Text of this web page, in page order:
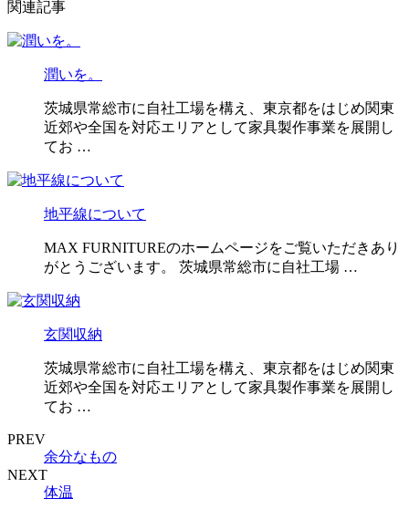
関連記事
潤いを。
茨城県常総市に自社工場を構え、東京都をはじめ関東
近郊や全国を対応エリアとして家具製作事業を展開し
てお …
地平線について
MAX FURNITUREのホームページをご覧いただきあり
がとうございます。 茨城県常総市に自社工場 …
玄関収納
茨城県常総市に自社工場を構え、東京都をはじめ関東
近郊や全国を対応エリアとして家具製作事業を展開し
てお …
PREV
余分なもの
NEXT
体温